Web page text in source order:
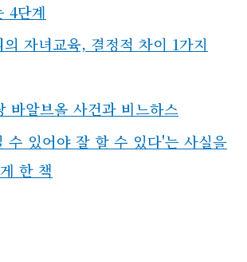
4단계
자녀교육, 결정적 차이 1가지
바알브올 사건과 비느하스
수 있어야 잘 할 수 있다'는 사실을
한 책